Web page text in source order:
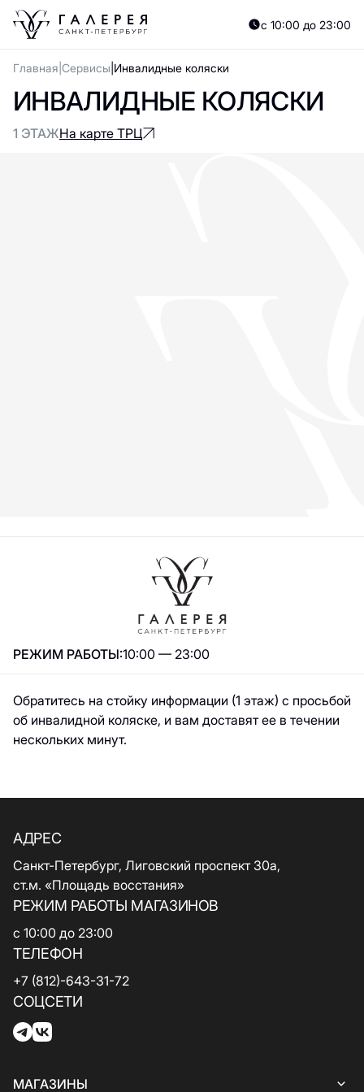
с 10:00 до 23:00
Главная Сервисы Инвалидные коляски
ИНВАЛИДНЫЕ КОЛЯСКИ
1 ЭТАЖНа карте ТРЦ
РЕЖИМ РАБОТЫ:10:00 — 23:00
Обратитесь на стойку информации (1 этаж) с просьбой
об инвалидной коляске, и вам доставят ее в течении
нескольких минут.
АДРЕС
Санкт-Петербург, Лиговский проспект 30а,
ст.м. «Площадь восстания»
РЕЖИМ РАБОТЫ МАГАЗИНОВ
с 10:00 до 23:00
ТЕЛЕФОН
+7 (812)-643-31-72
СОЦСЕТИ
МАГАЗИНЫ